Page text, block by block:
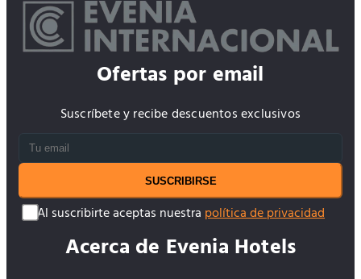
Ofertas por email
Suscríbete y recibe descuentos exclusivos
SUSCRIBIRSE
Al suscribirte aceptas nuestra política de privacidad
Acerca de Evenia Hotels